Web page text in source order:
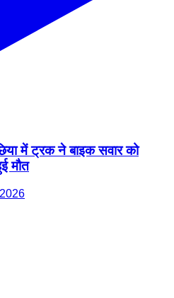
में ट्रक ने बाइक सवार को
मौत